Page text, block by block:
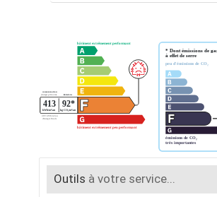
Outils à votre service...